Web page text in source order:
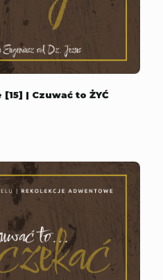
| Czuwać to ŻYĆ